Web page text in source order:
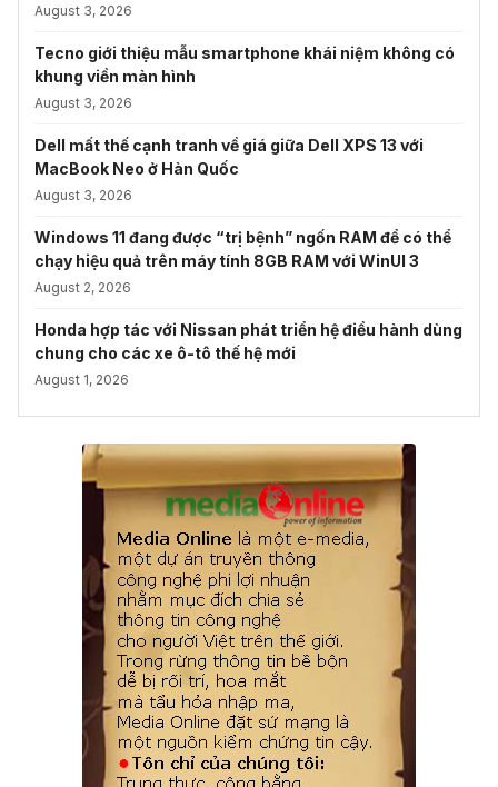
August 3, 2026
Tecno giới thiệu mẫu smartphone khái niệm không có
khung viền màn hình
August 3, 2026
Dell mất thế cạnh tranh về giá giữa Dell XPS 13 với
MacBook Neo ở Hàn Quốc
August 3, 2026
Windows 11 đang được “trị bệnh” ngốn RAM để có thể
chạy hiệu quả trên máy tính 8GB RAM với WinUI 3
August 2, 2026
Honda hợp tác với Nissan phát triển hệ điều hành dùng
chung cho các xe ô-tô thế hệ mới
August 1, 2026